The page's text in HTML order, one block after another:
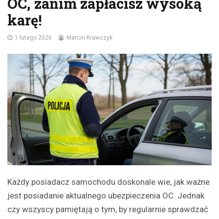
karę!
1 lutego 2026 Marcin Krawczyk
Każdy posiadacz samochodu doskonale wie, jak ważne
jest posiadanie aktualnego ubezpieczenia OC. Jednak
czy wszyscy pamiętają o tym, by regularnie sprawdzać